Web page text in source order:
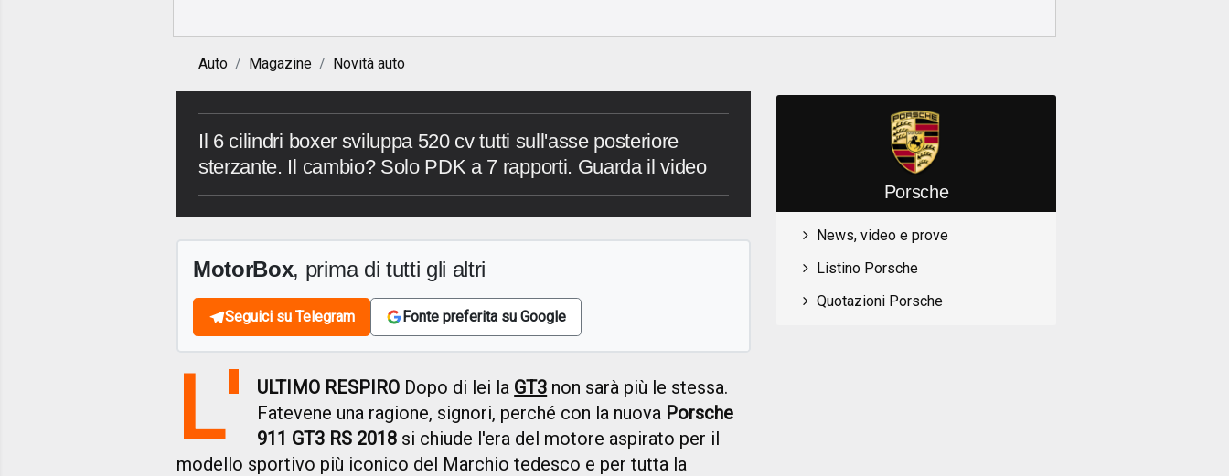
Auto Magazine Novità auto
Il 6 cilindri boxer sviluppa 520 cv tutti sull'asse posteriore
sterzante. Il cambio? Solo PDK a 7 rapporti. Guarda il video
MotorBox, prima di tutti gli altri
Seguici su Telegram Fonte preferita su Google
L' ULTIMO RESPIRO Dopo di lei la GT3 non sarà più le stessa.
Fatevene una ragione, signori, perché con la nuova Porsche
911 GT3 RS 2018 si chiude l'era del motore aspirato per il
modello sportivo più iconico del Marchio tedesco e per tutta la
Porsche
News, video e prove
Listino Porsche
Quotazioni Porsche